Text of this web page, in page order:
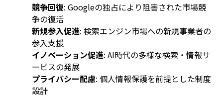
競争回復: Googleの独占により阻害された市場競
争の復活
新規参入促進: 検索エンジン市場への新規事業者の
参入支援
イノベーション促進: AI時代の多様な検索・情報サ
ービスの発展
プライバシー配慮: 個人情報保護を前提とした制度
設計